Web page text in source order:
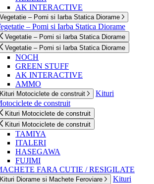
AK INTERACTIVE
Vegetatie – Pomi si Iarba Statica Diorame
– Pomi si Iarba Statica Diorame
Vegetatie – Pomi si Iarba Statica Diorame
Vegetatie – Pomi si Iarba Statica Diorame
NOCH
GREEN STUFF
AK INTERACTIVE
AMMO
Kituri Motociclete de construit
Kituri
de construit
Kituri Motociclete de construit
Kituri Motociclete de construit
TAMIYA
ITALERI
HASEGAWA
FUJIMI
FARA CUTIE / RESIGILATE
Kituri Diorame si Machete Feroviare
Kituri